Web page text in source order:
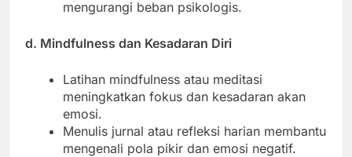
mengurangi beban psikologis.
d. Mindfulness dan Kesadaran Diri
Latihan mindfulness atau meditasi
meningkatkan fokus dan kesadaran akan
emosi.
Menulis jurnal atau refleksi harian membantu
mengenali pola pikir dan emosi negatif.